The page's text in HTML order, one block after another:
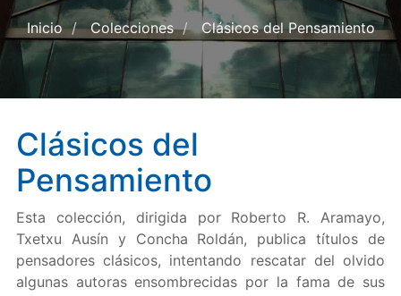
Inicio Colecciones Clásicos del Pensamiento
Clásicos del
Pensamiento
Esta colección, dirigida por Roberto R. Aramayo,
Txetxu Ausín y Concha Roldán, publica títulos de
pensadores clásicos, intentando rescatar del olvido
algunas autoras ensombrecidas por la fama de sus